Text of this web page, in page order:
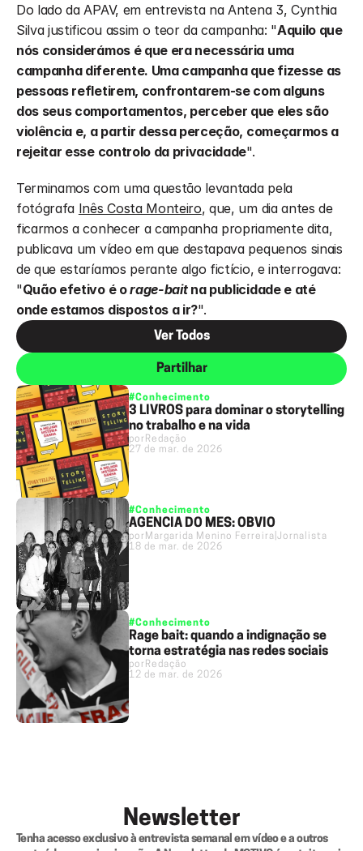
Do lado da APAV, em entrevista na Antena 3, Cynthia
Silva justificou assim o teor da campanha: "Aquilo que
nós considerámos é que era necessária uma
campanha diferente. Uma campanha que fizesse as
pessoas refletirem, confrontarem-se com alguns
dos seus comportamentos, perceber que eles são
violência e, a partir dessa perceção, começarmos a
rejeitar esse controlo da privacidade".
Terminamos com uma questão levantada pela
fotógrafa Inês Costa Monteiro, que, um dia antes de
ficarmos a conhecer a campanha propriamente dita,
publicava um vídeo em que destapava pequenos sinais
de que estaríamos perante algo fictício, e interrogava:
"Quão efetivo é o rage-bait na publicidade e até
onde estamos dispostos a ir?".
Ver Todos
Partilhar
#Conhecimento
3 LIVROS para dominar o storytelling
no trabalho e na vida
por Redação
27 de mar. de 2026
#Conhecimento
AGÊNCIA DO MÊS: ÓBVIO
por Margarida Menino Ferreira Jornalista
18 de mar. de 2026
#Conhecimento
Rage bait: quando a indignação se
torna estratégia nas redes sociais
por Redação
12 de mar. de 2026
Newsletter
Tenha acesso exclusivo à entrevista semanal em vídeo e a outros